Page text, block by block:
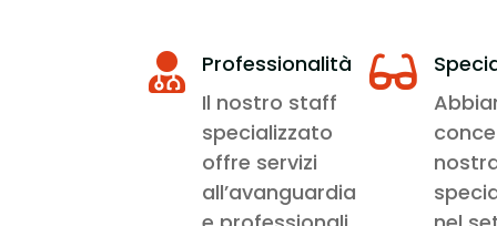

Professionalità
Il nostro staff
specializzato
offre servizi
all’avanguardia
